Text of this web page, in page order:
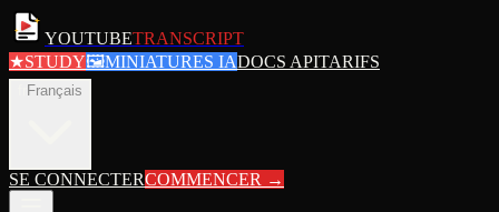
YOUTUBETRANSCRIPT
★STUDY🖼MINIATURES IADOCS APITARIFS
Français
SE CONNECTERCOMMENCER →